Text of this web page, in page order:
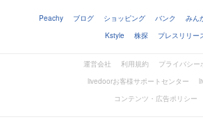
Peachy ブログ ショッピング バンク みん
Kstyle
株探 プレスリリー
運営会社 利用規約
プライバシー
livedoorお客様サポートセンター
コンテンツ・広告ポリシー